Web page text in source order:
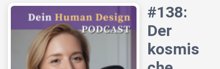
#138:
Der
kosmis